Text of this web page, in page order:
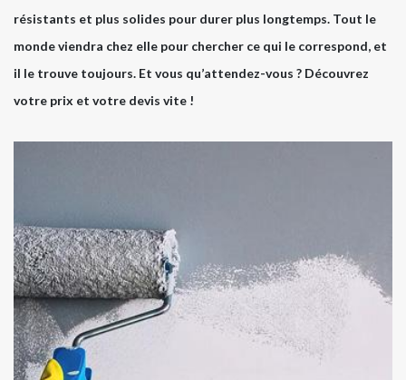
résistants et plus solides pour durer plus longtemps. Tout le
monde viendra chez elle pour chercher ce qui le correspond, et
il le trouve toujours. Et vous qu’attendez-vous ? Découvrez
votre prix et votre devis vite !